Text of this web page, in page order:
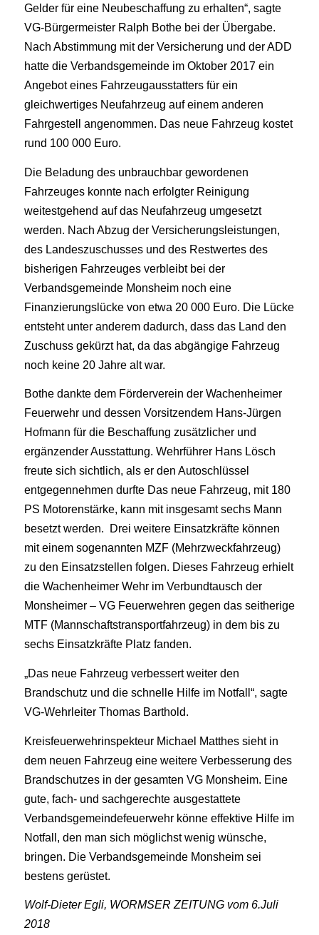
Gelder für eine Neubeschaffung zu erhalten“, sagte
VG-Bürgermeister Ralph Bothe bei der Übergabe.
Nach Abstimmung mit der Versicherung und der ADD
hatte die Verbandsgemeinde im Oktober 2017 ein
Angebot eines Fahrzeugausstatters für ein
gleichwertiges Neufahrzeug auf einem anderen
Fahrgestell angenommen. Das neue Fahrzeug kostet
rund 100 000 Euro.
Die Beladung des unbrauchbar gewordenen
Fahrzeuges konnte nach erfolgter Reinigung
weitestgehend auf das Neufahrzeug umgesetzt
werden. Nach Abzug der Versicherungsleistungen,
des Landeszuschusses und des Restwertes des
bisherigen Fahrzeuges verbleibt bei der
Verbandsgemeinde Monsheim noch eine
Finanzierungslücke von etwa 20 000 Euro. Die Lücke
entsteht unter anderem dadurch, dass das Land den
Zuschuss gekürzt hat, da das abgängige Fahrzeug
noch keine 20 Jahre alt war.
Bothe dankte dem Förderverein der Wachenheimer
Feuerwehr und dessen Vorsitzendem Hans-Jürgen
Hofmann für die Beschaffung zusätzlicher und
ergänzender Ausstattung. Wehrführer Hans Lösch
freute sich sichtlich, als er den Autoschlüssel
entgegennehmen durfte Das neue Fahrzeug, mit 180
PS Motorenstärke, kann mit insgesamt sechs Mann
besetzt werden. Drei weitere Einsatzkräfte können
mit einem sogenannten MZF (Mehrzweckfahrzeug)
zu den Einsatzstellen folgen. Dieses Fahrzeug erhielt
die Wachenheimer Wehr im Verbundtausch der
Monsheimer – VG Feuerwehren gegen das seitherige
MTF (Mannschaftstransportfahrzeug) in dem bis zu
sechs Einsatzkräfte Platz fanden.
„Das neue Fahrzeug verbessert weiter den
Brandschutz und die schnelle Hilfe im Notfall“, sagte
VG-Wehrleiter Thomas Barthold.
Kreisfeuerwehrinspekteur Michael Matthes sieht in
dem neuen Fahrzeug eine weitere Verbesserung des
Brandschutzes in der gesamten VG Monsheim. Eine
gute, fach- und sachgerechte ausgestattete
Verbandsgemeindefeuerwehr könne effektive Hilfe im
Notfall, den man sich möglichst wenig wünsche,
bringen. Die Verbandsgemeinde Monsheim sei
bestens gerüstet.
Wolf-Dieter Egli, WORMSER ZEITUNG vom 6.Juli
2018